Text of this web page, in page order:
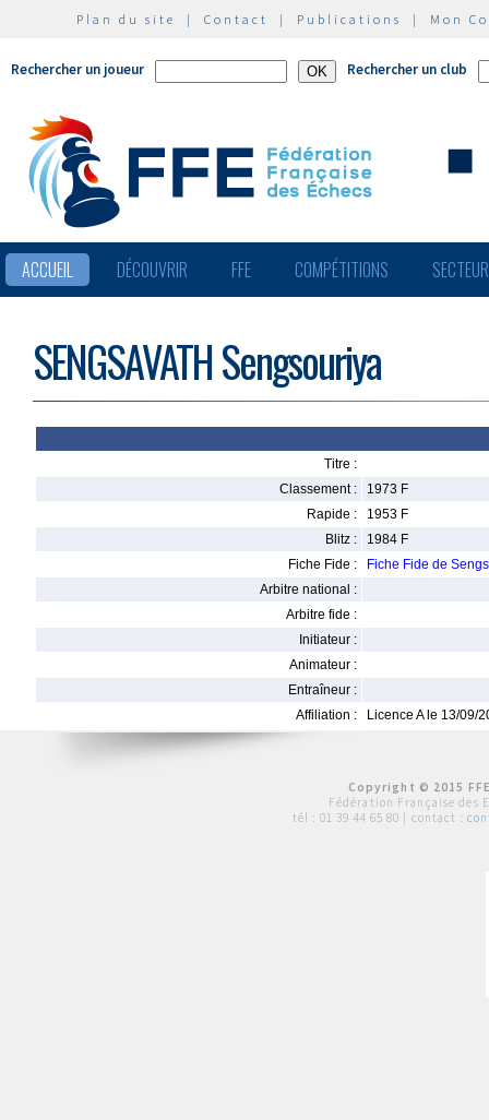
Plan du site | Contact | Publications | Mon
Rechercher un joueur Rechercher un club
ACCUEIL DÉCOUVRIR FFE COMPÉTITIONS
SENGSAVATH Sengsouriya
Titre :
Classement :
1973 F
Rapide :
1953 F
Blitz :
1984 F
Fiche Fide :
Fiche Fide de
Arbitre national :
Arbitre fide :
Initiateur :
Animateur :
Entraîneur :
Affiliation :
Licence A le 13/09/
Copyright © 2015
Fédération Française des
tél : 01 39 44 65 80 | contact :